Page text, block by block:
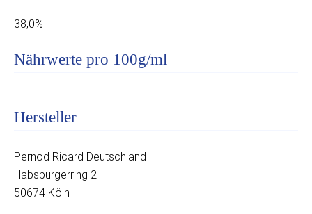
38,0%
Nährwerte pro 100g/ml
Hersteller
Pernod Ricard Deutschland
Habsburgerring 2
50674 Köln